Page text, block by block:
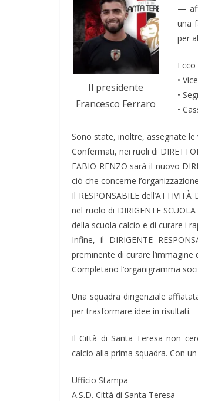
Il presidente
Francesco Ferraro
—
una
per
•
•
•
Sono state, inoltre, assegnate
Confermati, nei ruoli di
FABIO RENZO sarà il nuovo
ciò che concerne
Il RESPONSABILE
nel ruolo di DIRIGENTE
della scuola calcio e di curare i
Infine, il DIRIGENTE
preminente di curare l’immagine
Completano l’organigramma
Una squadra dirigenziale
per trasformare idee in risultati.
Il Città di Santa Teresa non
calcio alla prima squadra. Con
Ufficio Stampa
A.S.D. Città di Santa Teresa